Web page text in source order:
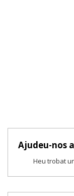
Ajudeu-nos
Heu trobat